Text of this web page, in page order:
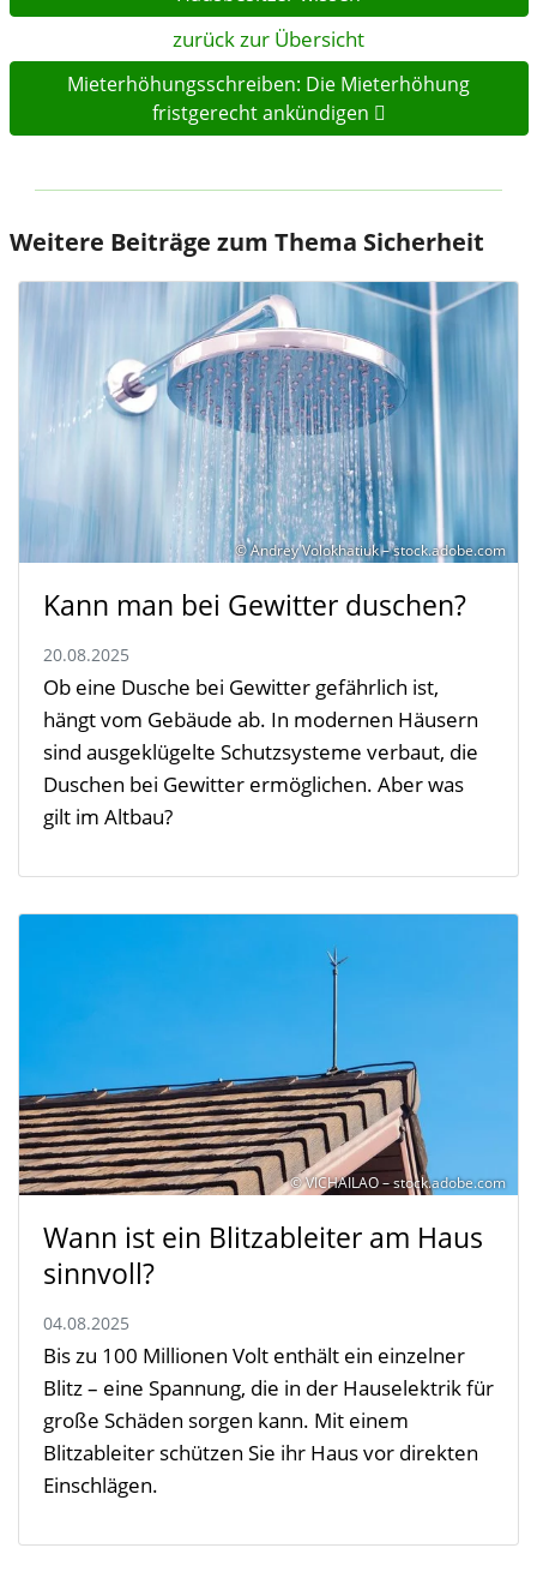
zurück zur Übersicht
Mieterhöhungsschreiben: Die Mieterhöhung
fristgerecht ankündigen
Weitere Beiträge zum Thema Sicherheit
© Andrey Volokhatiuk – stock.adobe.com
Kann man bei Gewitter duschen?
20.08.2025
Ob eine Dusche bei Gewitter gefährlich ist,
hängt vom Gebäude ab. In modernen Häusern
sind ausgeklügelte Schutzsysteme verbaut, die
Duschen bei Gewitter ermöglichen. Aber was
gilt im Altbau?
© VICHAILAO – stock.adobe.com
Wann ist ein Blitzableiter am Haus
sinnvoll?
04.08.2025
Bis zu 100 Millionen Volt enthält ein einzelner
Blitz – eine Spannung, die in der Hauselektrik für
große Schäden sorgen kann. Mit einem
Blitzableiter schützen Sie ihr Haus vor direkten
Einschlägen.